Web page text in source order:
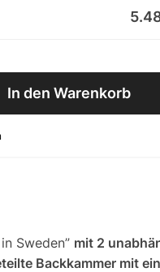
In den Warenkorb
Sweden” mit 2
Backkammer mit